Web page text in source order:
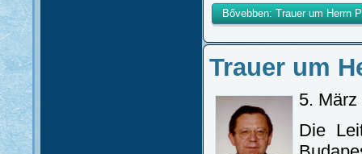
Bővebben: Trauer um Herrn
Trauer um
5. März
Die